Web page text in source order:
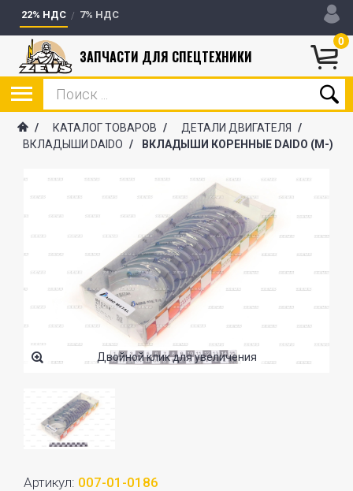
22% НДС 7% НДС
0
ЗАПЧАСТИ ДЛЯ СПЕЦТЕХНИКИ
/ КАТАЛОГ ТОВАРОВ / ДЕТАЛИ ДВИГАТЕЛЯ
/
ВКЛАДЫШИ DAIDO / ВКЛАДЫШИ КОРЕННЫЕ DAIDO (М-)
Двойной клик для увеличения
Артикул: 007-01-0186